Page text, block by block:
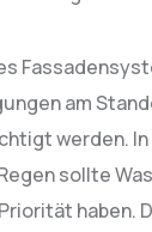
am
werden.
sollte
haben.